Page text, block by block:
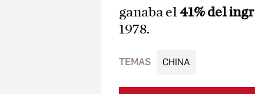
ganaba el 41% del
1978.
TEMAS CHINA